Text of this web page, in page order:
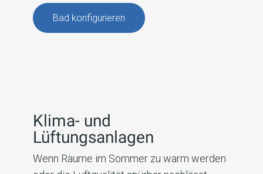
Bad konfigurieren
Klima- und
Lüftungsanlagen
Wenn Räume im Sommer zu warm werden